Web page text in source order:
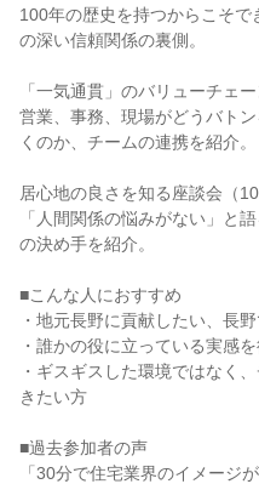
100年の歴史を持つからこそで
の深い信頼関係の裏側。
「一気通貫」のバリューチェー
営業、事務、現場がどうバト
くのか、チームの連携を紹介。
居心地の良さを知る座談会（10
「人間関係の悩みがない」と
の決め手を紹介。
■こんな人におすすめ
・地元長野に貢献したい、長
・誰かの役に立っている実感
・ギスギスした環境ではなく
きたい方
■過去参加者の声
「30分で住宅業界のイメージが